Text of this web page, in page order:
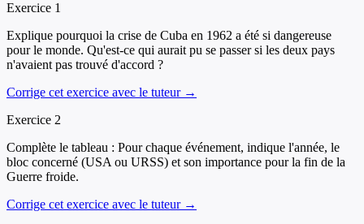
Exercice 1
Explique pourquoi la crise de Cuba en 1962 a été si dangereuse
pour le monde. Qu'est-ce qui aurait pu se passer si les deux pays
n'avaient pas trouvé d'accord ?
Corrige cet exercice avec le tuteur →
Exercice 2
Complète le tableau : Pour chaque événement, indique l'année, le
bloc concerné (USA ou URSS) et son importance pour la fin de la
Guerre froide.
Corrige cet exercice avec le tuteur →